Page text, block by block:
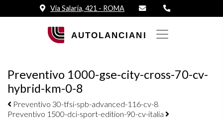
Via Salaria, 421 - ROMA
Preventivo 1000-gse-city-cross-70-cv-
hybrid-km-0-8
Navigazione elementi
Preventivo 30-tfsi-spb-advanced-116-cv-8
Preventivo 1500-dci-sport-edition-90-cv-italia